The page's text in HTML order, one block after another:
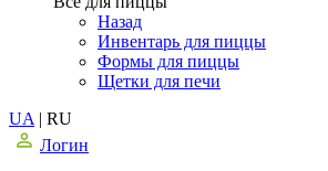
Назад
Инвентарь для пиццы
Формы для пиццы
Щетки для печи
UA | RU
Логин